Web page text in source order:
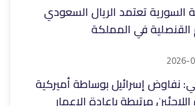
السورية تعتمد الريال السعودي
القنصلية في المملكة
2026-
نفاوض إسرائيل بوساطة أميركية
مرتبطة بإعادة الإعمار